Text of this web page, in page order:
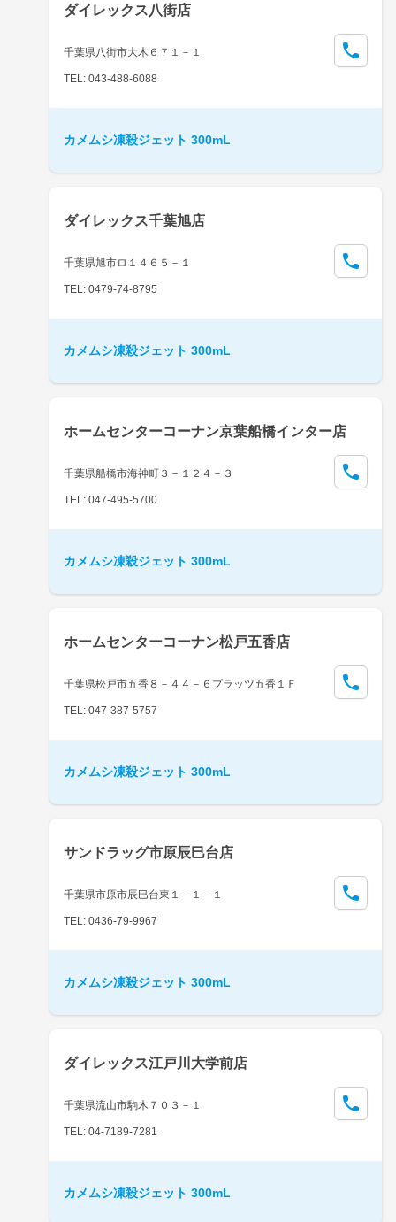
ダイレックス八街店
千葉県八街市大木６７１－１
TEL: 043-488-6088
カメムシ凍殺ジェット 300mL
ダイレックス千葉旭店
千葉県旭市ロ１４６５－１
TEL: 0479-74-8795
カメムシ凍殺ジェット 300mL
ホームセンターコーナン京葉船橋インター店
千葉県船橋市海神町３－１２４－３
TEL: 047-495-5700
カメムシ凍殺ジェット 300mL
ホームセンターコーナン松戸五香店
千葉県松戸市五香８－４４－６プラッツ五香１Ｆ
TEL: 047-387-5757
カメムシ凍殺ジェット 300mL
サンドラッグ市原辰巳台店
千葉県市原市辰巳台東１－１－１
TEL: 0436-79-9967
カメムシ凍殺ジェット 300mL
ダイレックス江戸川大学前店
千葉県流山市駒木７０３－１
TEL: 04-7189-7281
カメムシ凍殺ジェット 300mL